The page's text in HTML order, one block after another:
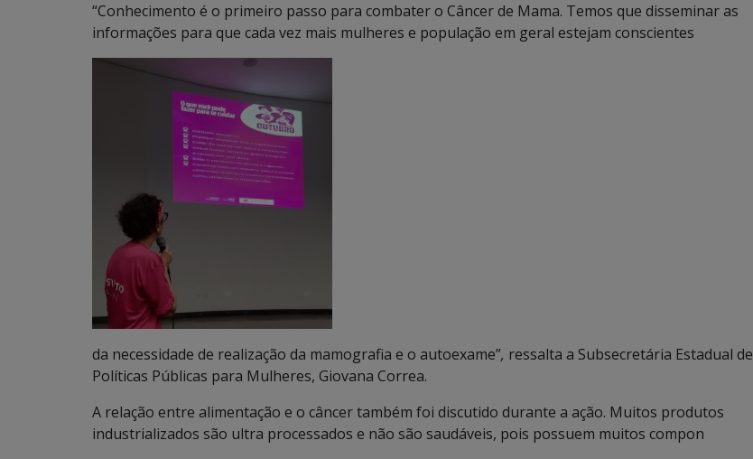
“Conhecimento é o primeiro passo para combater o Câncer de Mama. Temos que disseminar as
informações para que cada vez mais mulheres e população em geral estejam conscientes
da necessidade de realização da mamografia e o autoexame”, ressalta a Subsecretária Estadual de
Políticas Públicas para Mulheres, Giovana Correa.
A relação entre alimentação e o câncer também foi discutido durante a ação. Muitos produtos
industrializados são ultra processados e não são saudáveis, pois possuem muitos compon